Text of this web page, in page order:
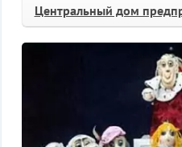
Центральный дом